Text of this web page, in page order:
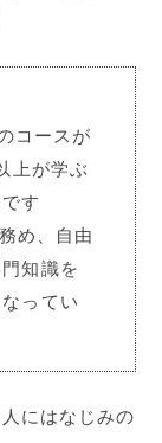
コースが
上が学ぶ
す
め、自由
知識を
ってい
にはなじみの